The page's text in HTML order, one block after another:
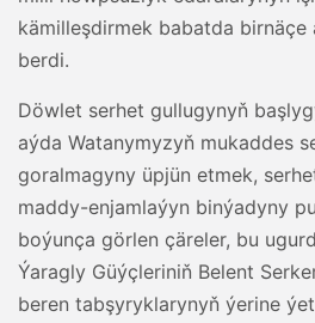
kämilleşdirmek babatda
berdi.
Döwlet serhet gullugynyň
aýda Watanymyzyň mukaddes
goralmagyny üpjün etmek,
maddy-enjamlaýyn binýadyny
boýunça görlen çäreler, bu
Ýaragly Güýçleriniň Belent
beren tabşyryklarynyň ýerine